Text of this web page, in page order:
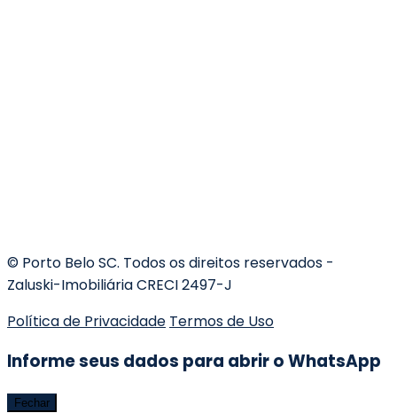
© Porto Belo SC. Todos os direitos reservados -
Zaluski-Imobiliária CRECI 2497-J
Política de Privacidade Termos de Uso
Informe seus dados para abrir o WhatsApp
Fechar